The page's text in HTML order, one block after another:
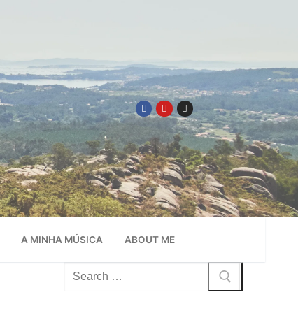
A MINHA MÚSICA ABOUT ME
Pesquisar
por: